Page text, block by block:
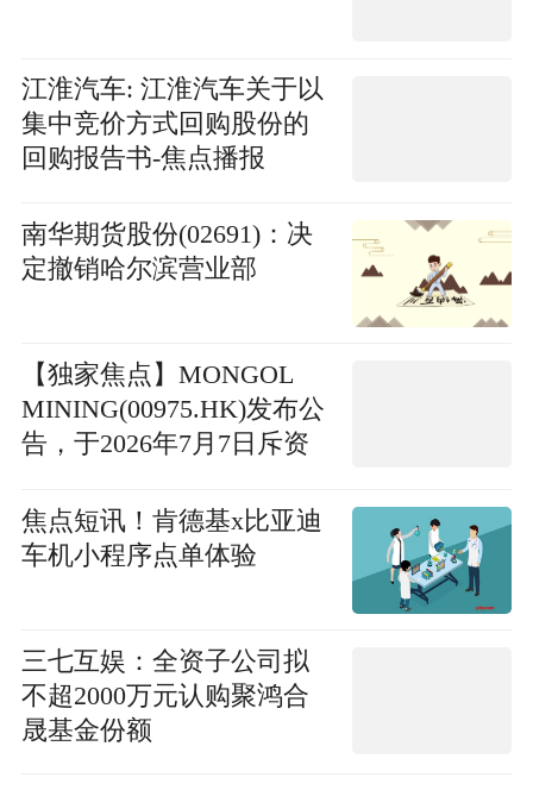
江淮汽车: 江淮汽车关于以
集中竞价方式回购股份的
回购报告书-焦点播报
南华期货股份(02691)：决
定撤销哈尔滨营业部
【独家焦点】MONGOL
MINING(00975.HK)发布公
告，于2026年7月7日斥资
焦点短讯！肯德基x比亚迪
车机小程序点单体验
三七互娱：全资子公司拟
不超2000万元认购聚鸿合
晟基金份额